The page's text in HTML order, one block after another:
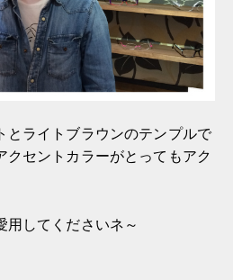
とライトブラウンのテンプルで
クセントカラーがとってもアク
用してくださいネ～